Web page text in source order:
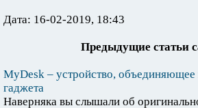
Дата: 16-02-2019, 18:43
Предыдущие статьи
MyDesk – устройство, объединяющее
гаджета
Наверняка вы слышали об